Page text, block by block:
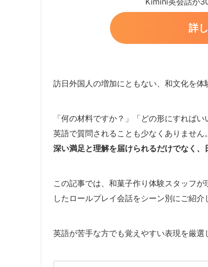
詳
訪日外国人の増加にともない、和文化を体
「何の材料ですか？」「どの形にすれば
英語で質問されることも少なくありません
深い満足と理解を届けられるだけでなく、
この記事では、和菓子作り体験スタッフ
したロールプレイ会話をシーン別にご紹介
英語が苦手な方でも覚えやすい表現を厳選